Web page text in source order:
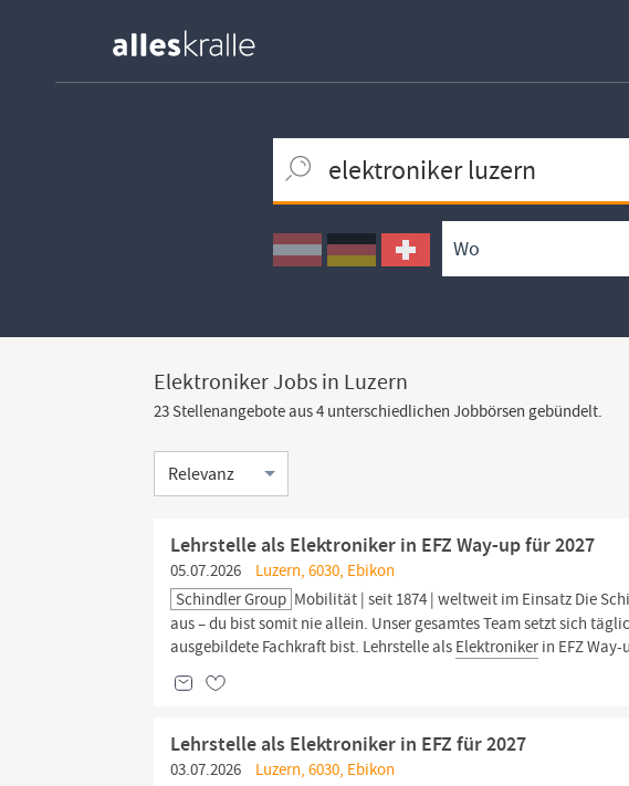
Ortssuche
Umkreissuche
Arbeitsform
Elektroniker Jobs in Luzern
23 Stellenangebote aus 4 unterschiedlichen Jobbörsen gebündelt.
Sortierung
Lehrstelle als Elektroniker in EFZ Way-up für 2027
05.07.2026
Luzern, 6030, Ebikon
Schindler Group Mobilität | seit 1874 | weltweit im Einsatz Die
aus – du bist somit nie allein. Unser gesamtes Team setzt sich
ausgebildete Fachkraft bist. Lehrstelle als Elektronikerin EFZ Way-
Lehrstelle als Elektroniker in EFZ für 2027
03.07.2026
Luzern, 6030, Ebikon